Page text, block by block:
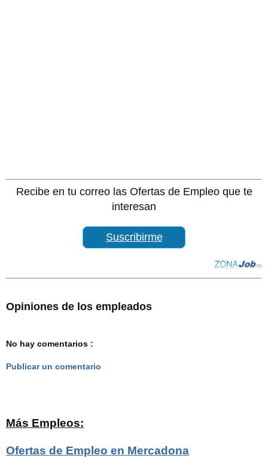
Recibe en tu correo las Ofertas de Empleo que te
interesan
Suscribirme
Opiniones de los empleados
No hay comentarios :
Publicar un comentario
Más Empleos:
Ofertas de Empleo en Mercadona